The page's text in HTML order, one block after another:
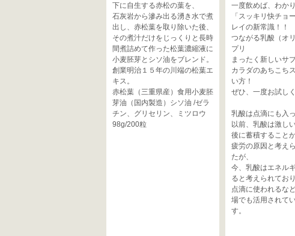
下に自生する赤松の葉を、
石灰岩から滲み出る湧き水で煮
出し、赤松葉を取り除いた後、
その煮汁だけをじっくりと長時
間煮詰めて作った松葉濃縮液に
小麦胚芽とシソ油をブレンド。
創業明治１５年の川端の松葉エ
キス。
赤松葉（三重県産）食用小麦胚
芽油（国内製造）シソ油 /ゼラ
チン、グリセリン、ミツロウ
98g/200粒
一度飲めば、わか
「スッキリ快チョ
レイの新常識！！
つながる乳酸（オ
プリ
まったく新しいサ
カラダのあちこち
い方！
ぜひ、一度お試し
乳酸は点滴にも入
以前、乳酸は激し
後に蓄積すること
疲労の原因と考え
たが、
今、乳酸はエネル
ると考えられており
点滴に使われるな
場でも活用されて
す。